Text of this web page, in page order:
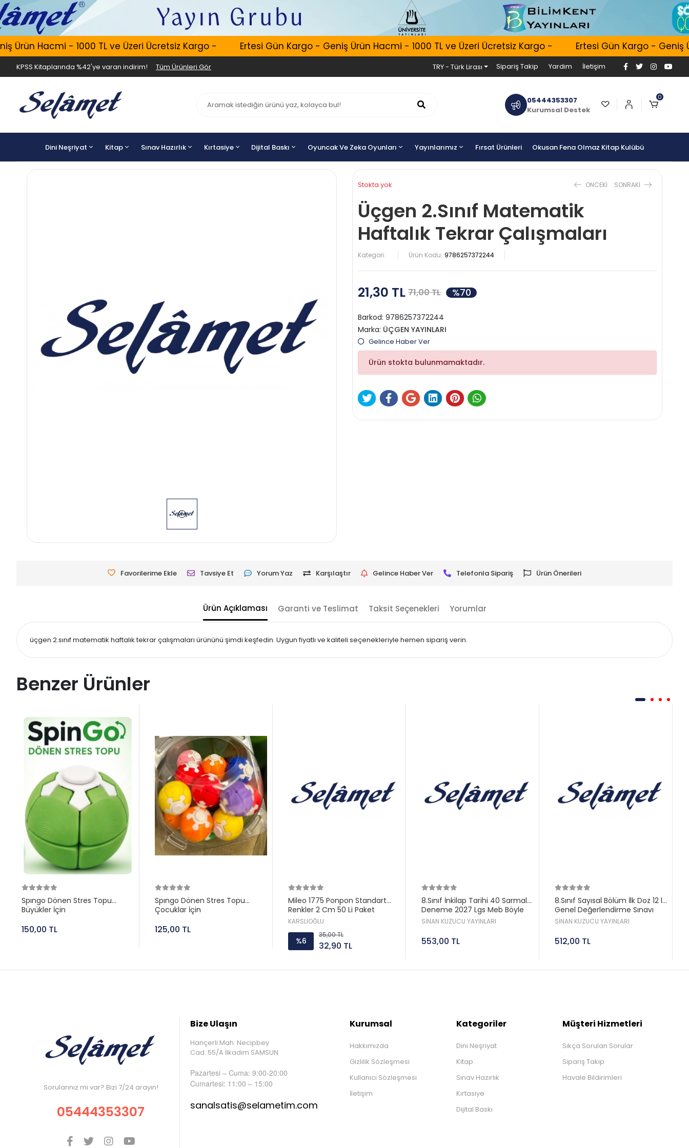
Hacmi - 1000 TL ve Üzeri Ücretsiz Kargo - Ertesi Gün Kargo - Geniş Ürün Hacmi - 1000 TL ve Üzeri Ücretsiz Kargo - Ertesi Gün Kargo - Geniş
KPSS Kitaplarında %42'ye varan indirim! Tüm Ürünleri Gör TRY - Türk Lirası Sipariş Takip Yardım İletişim
05444353307
Kurumsal Destek
0
Dini Neşriyat Kitap Sınav Hazırlık Kırtasiye Dijital Baskı Oyuncak Ve Zeka Oyunları Yayınlarımız Fırsat Ürünleri Okusan Fena Olmaz Kitap Kulübü
Stokta yok ONCEKI SONRAKI
Üçgen 2.Sınıf Matematik
Haftalık Tekrar Çalışmaları
Kategori: Ürün Kodu: 9786257372244
21,30 TL 71,00 TL %70
Barkod: 9786257372244
Marka: ÜÇGEN YAYINLARI
Gelince Haber Ver
Ürün stokta bulunmamaktadır.
Favorilerime Ekle Tavsiye Et Yorum Yaz Karşılaştır Gelince Haber Ver Telefonla Sipariş Ürün Önerileri
Ürün Açıklaması Garanti ve Teslimat Taksit Seçenekleri Yorumlar
üçgen 2.sınıf matematik haftalık tekrar çalışmaları ürününü şimdi keşfedin. Uygun fiyatlı ve kaliteli seçenekleriyle hemen sipariş verin.
Benzer Ürünler
Spıngo Dönen Stres Topu
Büyükler İçin
150,00 TL
Spıngo Dönen Stres Topu
Çocuklar İçin
125,00 TL
Mileo 1775 Ponpon Standart
Renkler 2 Cm 50 Li Paket
KARSLIOĞLU
%6
35,00 TL
32,90 TL
8.Sınıf İnkilap Tarihi 40 Sarmal
Deneme 2027 Lgs Meb Böyle
Sorar Sinan Kuzucu
SİNAN KUZUCU YAYINLARI
553,00 TL
8.Sınıf Sayısal Bölüm İlk Doz 12 li
Genel Değerlendirme Sınavı
2027 Lgs Sinan Kuzucu
SİNAN KUZUCU YAYINLARI
512,00 TL
Sorularınız mı var? Bizi 7/24 arayın!
05444353307
Bize Ulaşın
Hançerli Mah. Necipbey
Cad. 55/A İlkadım SAMSUN
Pazartesi – Cuma: 9:00-20:00
Cumartesi: 11:00 – 15:00
sanalsatis@selametim.com
Kurumsal
Hakkımızda
Gizlilik Sözleşmesi
Kullanıcı Sözleşmesi
İletişim
Kategoriler
Dini Neşriyat
Kitap
Sınav Hazırlık
Kırtasiye
Dijital Baskı
Müşteri Hizmetleri
Sıkça Sorulan Sorular
Sipariş Takip
Havale Bildirimleri